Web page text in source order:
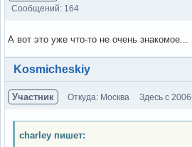
Сообщений: 164
А вот это уже что-то не очень
Вне форума
Kosmicheskiy
Участник Откуда: Москва Здесь с
charley пишет: